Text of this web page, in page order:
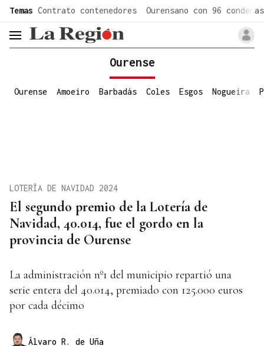
Temas Contrato contenedores Ourensano con 96 condenas
header.menu.open
Ourense
Ourense Amoeiro Barbadás Coles Esgos Nogueira
El segundo premio de la Lotería de
Navidad, 40.014, fue el gordo en la
provincia de Ourense
LOTERÍA DE NAVIDAD 2024
La administración nº1 del municipio repartió una
serie entera del 40.014, premiado con 125.000 euros
por cada décimo
Álvaro R. de Uña